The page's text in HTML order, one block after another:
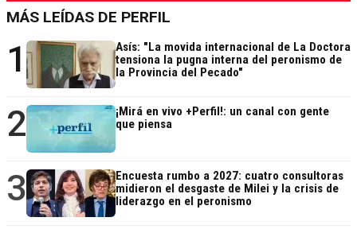
MÁS LEÍDAS DE PERFIL
1
Asís: "La movida internacional de La Doctora
tensiona la pugna interna del peronismo de
la Provincia del Pecado"
2
¡Mirá en vivo +Perfil!: un canal con gente
que piensa
3
Encuesta rumbo a 2027: cuatro consultoras
midieron el desgaste de Milei y la crisis de
liderazgo en el peronismo